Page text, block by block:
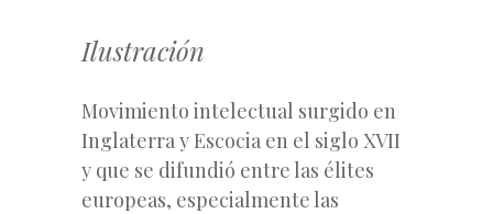
Ilustración
Movimiento intelectual surgido en
Inglaterra y Escocia en el siglo XVII
y que se difundió entre las élites
europeas, especialmente las